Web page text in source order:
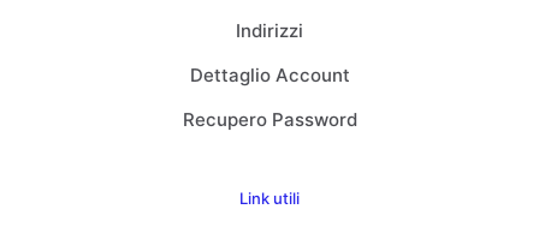
Indirizzi
Dettaglio Account
Recupero Password
Link utili